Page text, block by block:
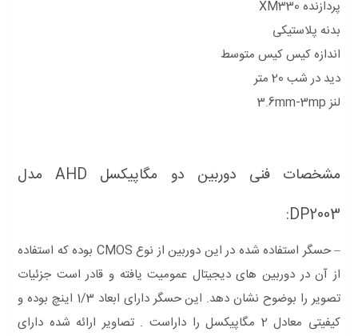
پردازنده XM330
بدنه پلاستیکی
اندازه کیس کیس متوسط
دید در شب 20 متر
لنز 3.6mm-3mp
مشخصات فنی دوربین دو مگاپیکسل AHD مدل
DP2003:
– حسگر استفاده شده در این دوربین از نوع CMOS بوده که استفاده
از آن در دوربین های دیجیتال عمومیت یافته و قادر است جزئیات
تصویر را بوضوح نشان دهد. این حسگر دارای ابعاد 1/3 اینچ بوده و
کیفیتی معادل 2 مگاپیکسل را داراست . تصاویر ارائه شده دارای